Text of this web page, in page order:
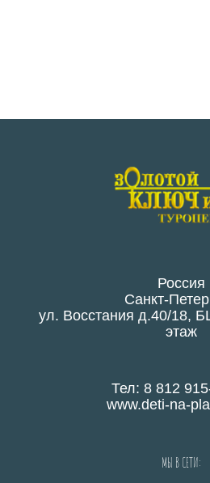
Россия
Санкт-
ул. Восстания д.40/18,
этаж
Тел: 8 812
www.deti-na-
МЫ В СЕТИ: